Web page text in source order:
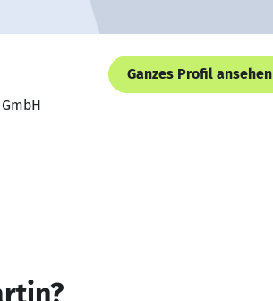
Ganzes Profil ansehen